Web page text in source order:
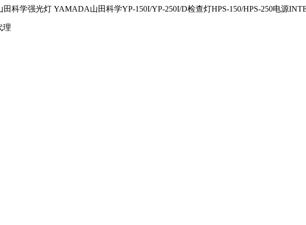
科学强光灯 YAMADA山田科学YP-150I/YP-250I/D检查灯HPS-150/HPS-250电源
理